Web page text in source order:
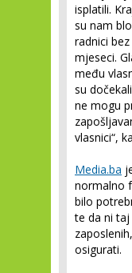
isplatili.
su nam
radnici
mjeseci.
među
su
ne mogu
vlasnici“,
Media.ba
normalno
bilo
te da ni
osigurati.